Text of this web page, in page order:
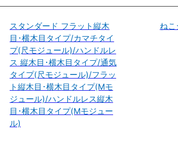
スタンダード フラット縦木
目･横木目タイプ/カマチタイ
プ(尺モジュール)/ハンドルレ
ス 縦木目･横木目タイプ/通気
タイプ(尺モジュール)/フラッ
ト縦木目･横木目タイプ(Mモ
ジュール)/ハンドルレス縦木
目･横木目タイプ(Mモジュー
ル)
ね